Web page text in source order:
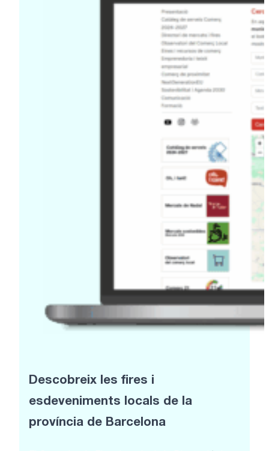
Descobreix les fires i
esdeveniments locals de la
província de Barcelona